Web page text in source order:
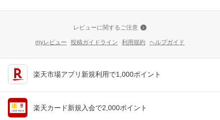
レビューに関するご注意
myレビュー 投稿ガイドライン 利用規約 ヘルプガイド
楽天市場アプリ新規利用で1,000ポイント
楽天カード新規入会で2,000ポイント